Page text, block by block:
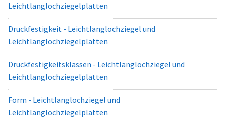
Leichtlanglochziegelplatten
Druckfestigkeit - Leichtlanglochziegel und
Leichtlanglochziegelplatten
Druckfestigkeitsklassen - Leichtlanglochziegel und
Leichtlanglochziegelplatten
Form - Leichtlanglochziegel und
Leichtlanglochziegelplatten